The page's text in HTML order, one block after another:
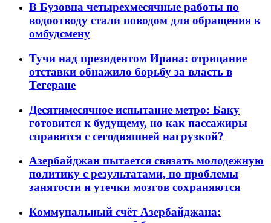
В Бузовна четырехмесячные работы по
водоотводу стали поводом для обращения к
омбудсмену
Тучи над президентом Ирана: отрицание
отставки обнажило борьбу за власть в
Тегеране
Десятимесячное испытание метро: Баку
готовится к будущему, но как пассажиры
справятся с сегодняшней нагрузкой?
Азербайджан пытается связать молодежную
политику с результатами, но проблемы
занятости и утечки мозгов сохраняются
Коммунальный счёт Азербайджана: